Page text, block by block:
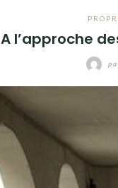
A l’approche